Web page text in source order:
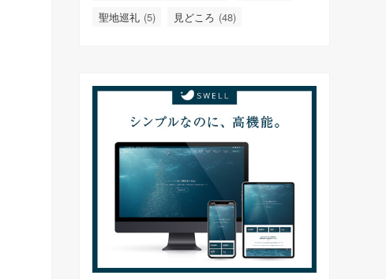
聖地巡礼 (5) 見どころ (48)